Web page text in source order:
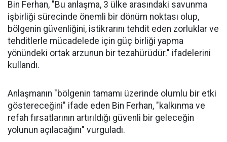
Bin Ferhan, "Bu anlaşma, 3 ülke arasındaki savunma
işbirliği sürecinde önemli bir dönüm noktası olup,
bölgenin güvenliğini, istikrarını tehdit eden zorluklar ve
tehditlerle mücadelede için güç birliği yapma
yönündeki ortak arzunun bir tezahürüdür." ifadelerini
kullandı.
Anlaşmanın "bölgenin tamamı üzerinde olumlu bir etki
göstereceğini" ifade eden Bin Ferhan, "kalkınma ve
refah fırsatlarının artırıldığı güvenli bir geleceğin
yolunun açılacağını" vurguladı.